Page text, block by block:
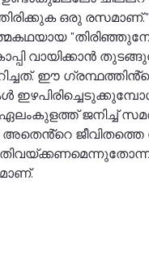
ഒരു
വായിക്കാൻ
ഈ
ഏലംകുളത്ത് ജനിച്ച്
ജീവിതത്തെ